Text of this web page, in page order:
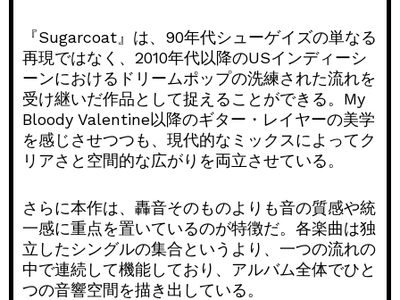
『Sugarcoat』は、90年代シューゲイズの単なる
再現ではなく、2010年代以降のUSインディーシ
ーンにおけるドリームポップの洗練された流れを
受け継いだ作品として捉えることができる。My
Bloody Valentine以降のギター・レイヤーの美学
を感じさせつつも、現代的なミックスによってク
リアさと空間的な広がりを両立させている。
さらに本作は、轟音そのものよりも音の質感や統
一感に重点を置いているのが特徴だ。各楽曲は独
立したシングルの集合というより、一つの流れの
中で連続して機能しており、アルバム全体でひと
つの音響空間を描き出している。